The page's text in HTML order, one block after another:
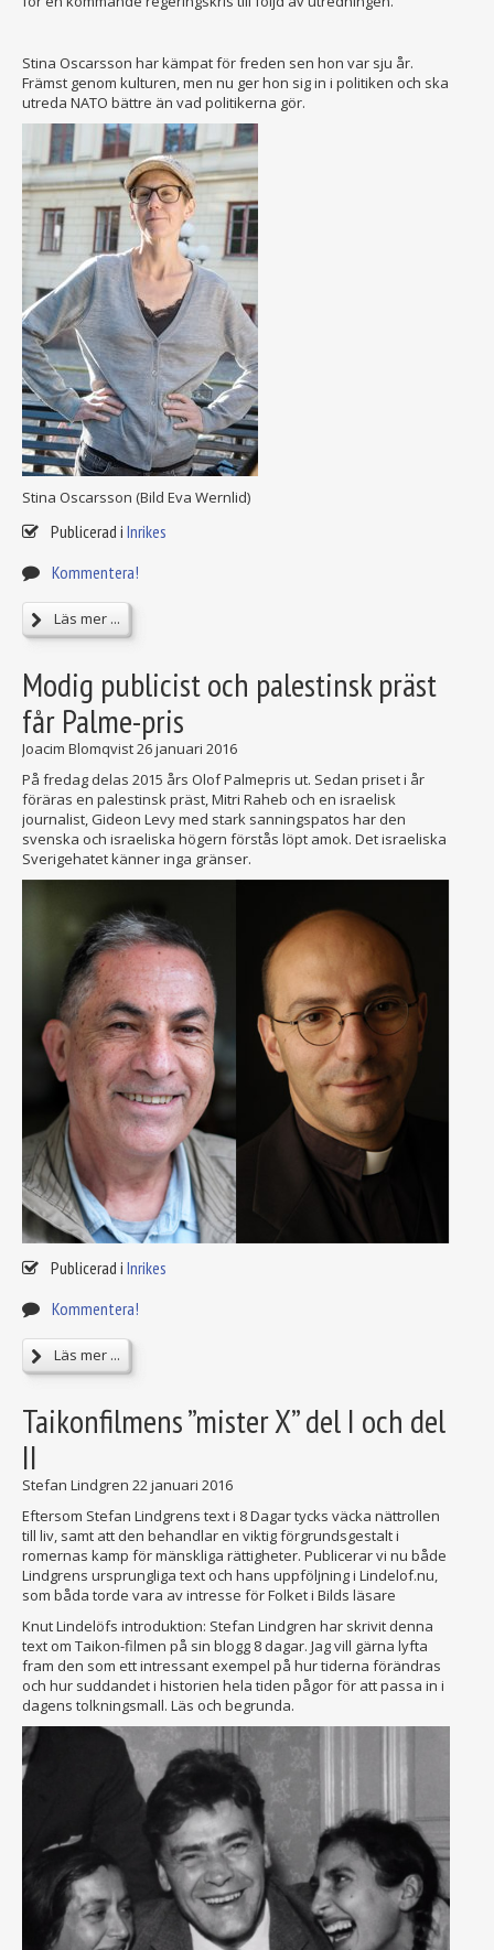
Stina Oscarsson har kämpat för freden sen hon var sju år.
Främst genom kulturen, men nu ger hon sig in i politiken och ska
utreda NATO bättre än vad politikerna gör.
Stina Oscarsson (Bild Eva Wernlid)
Publicerad i Inrikes
Kommentera!
Läs mer ...
Modig publicist och palestinsk präst
får Palme-pris
Joacim Blomqvist26 januari 2016
På fredag delas 2015 års Olof Palmepris ut. Sedan priset i år
föräras en palestinsk präst, Mitri Raheb och en israelisk
journalist, Gideon Levy med stark sanningspatos har den
svenska och israeliska högern förstås löpt amok. Det israeliska
Sverigehatet känner inga gränser.
Publicerad i Inrikes
Kommentera!
Läs mer ...
Taikonfilmens ”mister X” del I och del
II
Stefan Lindgren 22 januari 2016
Eftersom Stefan Lindgrens text i 8 Dagar tycks väcka nättrollen
till liv, samt att den behandlar en viktig förgrundsgestalt i
romernas kamp för mänskliga rättigheter. Publicerar vi nu både
Lindgrens ursprungliga text och hans uppföljning i Lindelof.nu,
som båda torde vara av intresse för Folket i Bilds läsare
Knut Lindelöfs introduktion: Stefan Lindgren har skrivit denna
text om Taikon-filmen på sin blogg 8 dagar. Jag vill gärna lyfta
fram den som ett intressant exempel på hur tiderna förändras
och hur suddandet i historien hela tiden pågor för att passa in i
dagens tolkningsmall. Läs och begrunda.